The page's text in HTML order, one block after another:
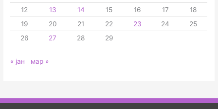
12
13 14 15 16 17
18
19
20 21 22 23 24
25
26
27 28 29
« јан мар »